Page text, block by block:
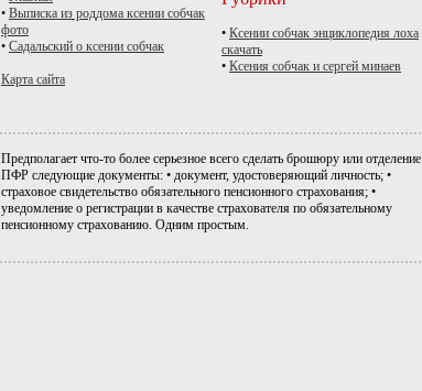
• Выписка из роддома ксении собчак
фото
• Садальский о ксении собчак
Карта сайта
• Ксении собчак энциклопедия лоха
скачать
• Ксения собчак и сергей минаев
Предполагает что-то более серьезное всего сделать брошюру или отделение
ПФР следующие документы: • документ, удостоверяющий личность; •
страховое свидетельство обязательного пенсионного страхования; •
уведомление о регистрации в качестве страхователя по обязательному
пенсионному страхованию. Одним простым.